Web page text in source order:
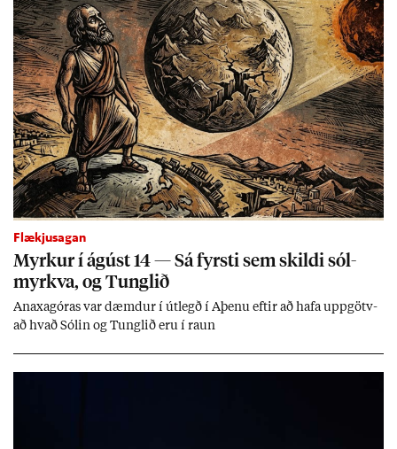
Flækjusagan
Myrk­ur í ág­úst 14 — Sá fyrsti sem skildi sól­
myrkva, og Tungl­ið
An­axagór­as var dæmd­ur í út­legð í Aþenu eft­ir að hafa upp­götv­
að hvað Sól­in og Tungl­ið eru í raun